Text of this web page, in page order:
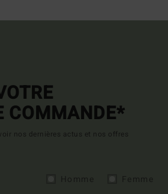
COMMANDE*
nos dernières actus et nos offres